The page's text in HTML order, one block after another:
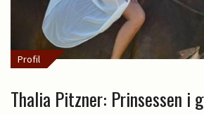
Profil
Thalia Pitzner: Prinsessen i